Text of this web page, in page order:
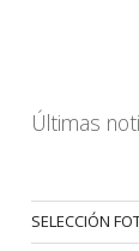
Últimas
SELECCIÓN